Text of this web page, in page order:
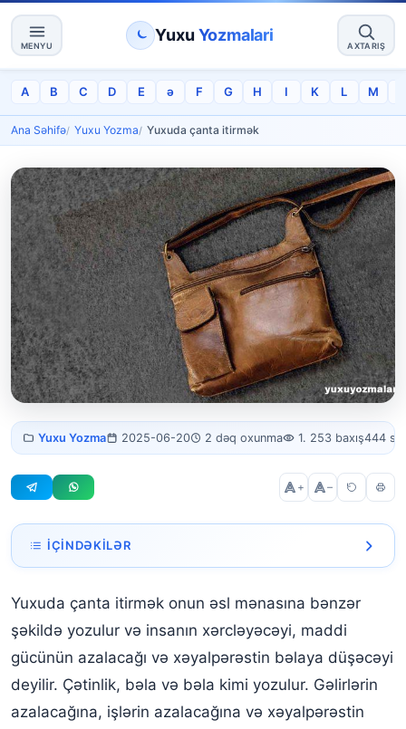
MENYU
Yuxu Yozmalari
AXTARIŞ
A B C D E ə F G H I K L M
Ana Səhifə Yuxu Yozma Yuxuda çanta itirmək
Yuxuda çanta
itirmək
Yuxu Yozma 2025-06-20 2 dəq oxunma 1. 253 baxış444
+ –
İÇINDƏKILƏR
Yuxuda pul kisəsini itirmək
Yuxuda Əl Çanta İtirmək
Yuxuda çantanı unutmaq
Yuxuda çanta itirmək onun əsl mənasına bənzər
şəkildə yozulur və insanın xərcləyəcəyi, maddi
gücünün azalacağı və xəyalpərəstin bəlaya düşəcəyi
deyilir. Çətinlik, bəla və bəla kimi yozulur. Gəlirlərin
azalacağına, işlərin azalacağına və xəyalpərəstin